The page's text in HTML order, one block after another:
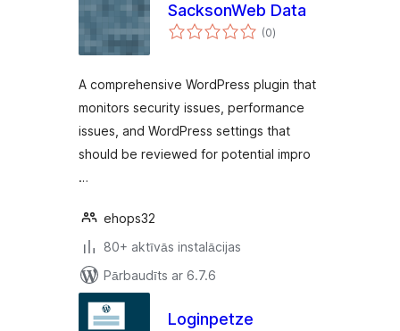
SacksonWeb Data
(0vērtējumu
kopsumma
)
A comprehensive WordPress plugin that
monitors security issues, performance
issues, and WordPress settings that
should be reviewed for potential impro
…
ehops32
80+ aktīvās instalācijas
Pārbaudīts ar 6.7.6
Loginpetze